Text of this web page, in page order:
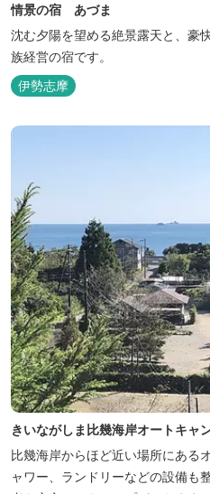
情景の宿 あづま
沈む夕陽を望める絶景露天と、豪
族経営の宿です。
伊勢志摩
きいながしま比幾海岸オートキャ
比幾海岸からほど近い場所にある
ャワー、ランドリーなどの設備も